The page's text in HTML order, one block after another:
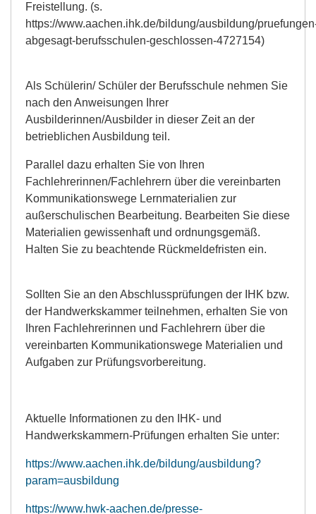
Freistellung. (s.
https://www.aachen.ihk.de/bildung/ausbildung/
abgesagt-berufsschulen-geschlossen-4727154)
Als Schülerin/ Schüler der Berufsschule nehmen Sie
nach den Anweisungen Ihrer
Ausbilderinnen/Ausbilder in dieser Zeit an der
betrieblichen Ausbildung teil.
Parallel dazu erhalten Sie von Ihren
Fachlehrerinnen/Fachlehrern über die vereinbarten
Kommunikationswege Lernmaterialien zur
außerschulischen Bearbeitung. Bearbeiten Sie diese
Materialien gewissenhaft und ordnungsgemäß.
Halten Sie zu beachtende Rückmeldefristen ein.
Sollten Sie an den Abschlussprüfungen der IHK bzw.
der Handwerkskammer teilnehmen, erhalten Sie von
Ihren Fachlehrerinnen und Fachlehrern über die
vereinbarten Kommunikationswege Materialien und
Aufgaben zur Prüfungsvorbereitung.
Aktuelle Informationen zu den IHK- und
Handwerkskammern-Prüfungen erhalten Sie unter:
https://www.aachen.ihk.de/bildung/ausbildung?
param=ausbildung
https://www.hwk-aachen.de/presse-